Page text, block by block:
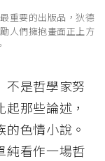
重要的出版品，狄德
人們擁抱畫面正上方
不是哲學家努
那些論述，
色情小說。
純看作一場哲